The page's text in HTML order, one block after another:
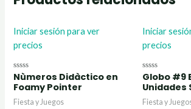
Iniciar sesión para ver
precios
Valorado
con
0
de
5
Nùmeros Didàctico en
Foamy Pointer
Fiesta y Juegos
Iniciar
precios
Valorado
con
0
de
5
Globo #9
Unidades
Fiesta y